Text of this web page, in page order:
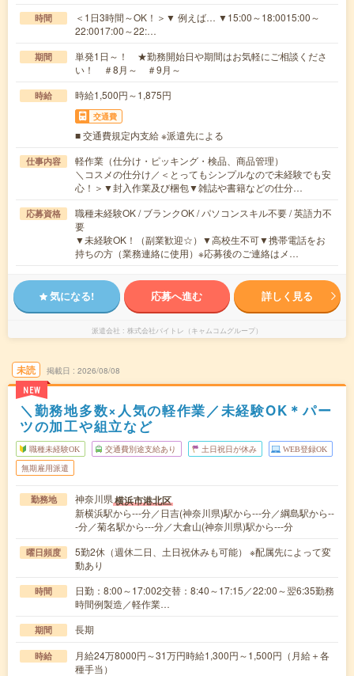
時間
＜1日3時間～OK！＞▼ 例えば… ▼15:00～18:0015:00～
22:0017:00～22:…
期間
単発1日～！ ★勤務開始日や期間はお気軽にご相談くださ
い！ ＃8月～ ＃9月～
時給 時給1,500円～1,875円
交通費
■ 交通費規定内支給 ※派遣先による
仕事内容
軽作業（仕分け・ピッキング・検品、商品管理）
＼コスメの仕分け／＜とってもシンプルなので未経験でも安
心！＞▼封入作業及び梱包▼雑誌や書籍などの仕分…
応募資格
職種未経験OK / ブランクOK / パソコンスキル不要 / 英語力不
要
▼未経験OK！（副業歓迎☆）▼高校生不可▼携帯電話をお
持ちの方（業務連絡に使用）※応募後のご連絡はメ…
気になる! 応募へ進む 詳しく見る
派遣会社 株式会社バイトレ（キャムコムグループ）
未読
NEW
掲載日 2026/08/08
＼勤務地多数×人気の軽作業／未経験OK＊パー
ツの加工や組立など
職種未経験OK 交通費別途支給あり 土日祝日が休み WEB登録OK
無期雇用派遣
勤務地 神奈川県横浜市港北区
新横浜駅から---分／日吉(神奈川県)駅から---分／綱島駅から--
-分／菊名駅から---分／大倉山(神奈川県)駅から---分
曜日頻度
5勤2休（週休二日、土日祝休みも可能） ※配属先によって変
動あり
時間
日勤：8:00～17:002交替：8:40～17:15／22:00～翌6:35勤務
時間例製造／軽作業…
期間 長期
時給
月給24万8000円～31万円時給1,300円～1,500円（月給＋各
種手当）